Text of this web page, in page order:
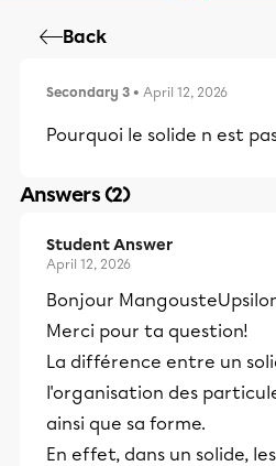
Back
Secondary 3 • April 12, 2026
Pourquoi le solide n est
Answers (2)
Student Answer
April 12, 2026
Bonjour
Merci pour ta question!
La différence entre un
l'organisation des
ainsi que sa forme.
En effet, dans un solide,